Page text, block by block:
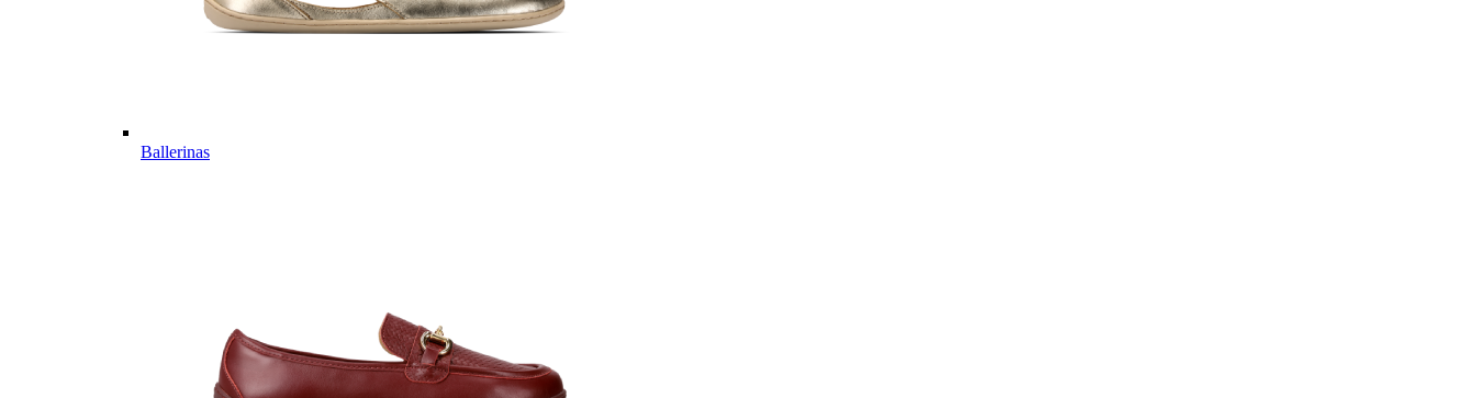
Ballerinas